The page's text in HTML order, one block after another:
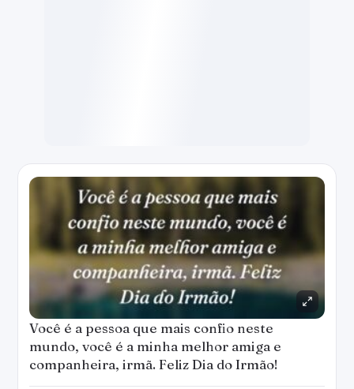
Você é a pessoa que mais confio neste
mundo, você é a minha melhor amiga e
companheira, irmã. Feliz Dia do Irmão!